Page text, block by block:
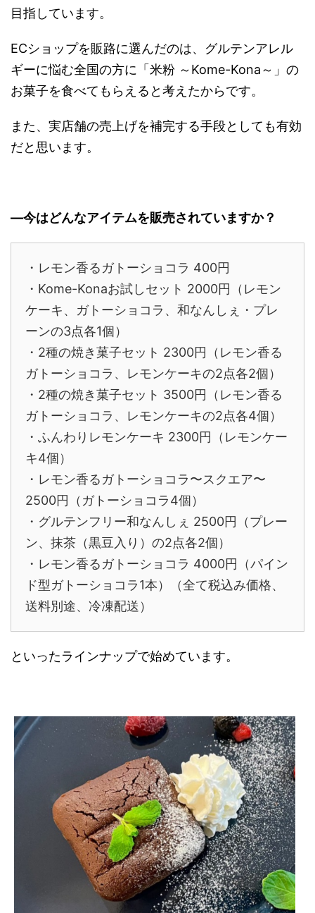
目指しています。
ECショップを販路に選んだのは、グルテンアレル
ギーに悩む全国の方に「米粉 ～Kome-Kona～」の
お菓子を食べてもらえると考えたからです。
また、実店舗の売上げを補完する手段としても有効
だと思います。
―今はどんなアイテムを販売されていますか？
・レモン香るガトーショコラ 400円
・Kome-Konaお試しセット 2000円（レモン
ケーキ、ガトーショコラ、和なんしぇ・プレ
ーンの3点各1個）
・2種の焼き菓子セット 2300円（レモン香る
ガトーショコラ、レモンケーキの2点各2個）
・2種の焼き菓子セット 3500円（レモン香る
ガトーショコラ、レモンケーキの2点各4個）
・ふんわりレモンケーキ 2300円（レモンケー
キ4個）
・レモン香るガトーショコラ〜スクエア〜
2500円（ガトーショコラ4個）
・グルテンフリー和なんしぇ 2500円（プレー
ン、抹茶（黒豆入り）の2点各2個）
・レモン香るガトーショコラ 4000円（パイン
ド型ガトーショコラ1本）（全て税込み価格、
送料別途、冷凍配送）
といったラインナップで始めています。